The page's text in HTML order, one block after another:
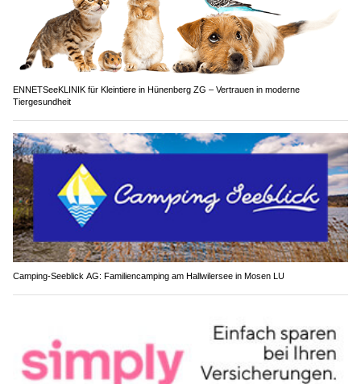
ENNETSeeKLINIK für Kleintiere in Hünenberg ZG – Vertrauen in moderne
Tiergesundheit
Camping-Seeblick AG: Familiencamping am Hallwilersee in Mosen LU